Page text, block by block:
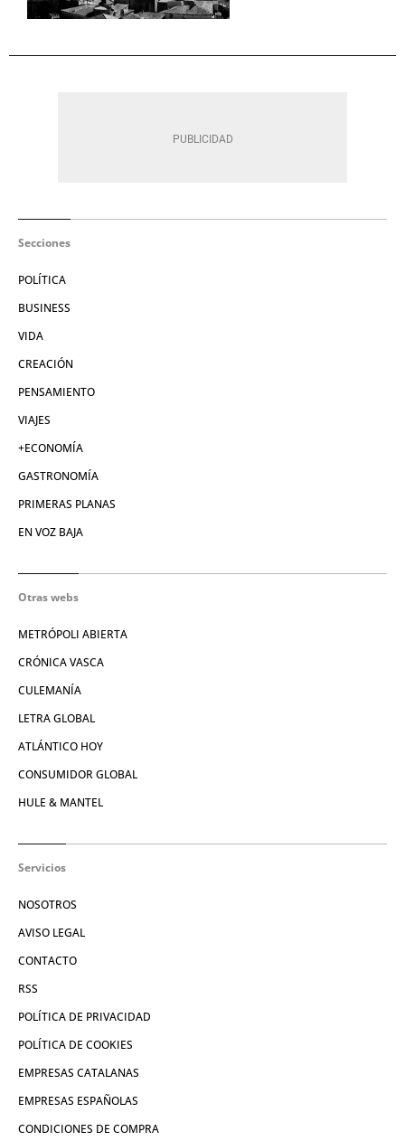
Secciones
POLÍTICA
BUSINESS
VIDA
CREACIÓN
PENSAMIENTO
VIAJES
+ECONOMÍA
GASTRONOMÍA
PRIMERAS PLANAS
EN VOZ BAJA
Otras webs
METRÓPOLI ABIERTA
CRÓNICA VASCA
CULEMANÍA
LETRA GLOBAL
ATLÁNTICO HOY
CONSUMIDOR GLOBAL
HULE & MANTEL
Servicios
NOSOTROS
AVISO LEGAL
CONTACTO
RSS
POLÍTICA DE PRIVACIDAD
POLÍTICA DE COOKIES
EMPRESAS CATALANAS
EMPRESAS ESPAÑOLAS
CONDICIONES DE COMPRA